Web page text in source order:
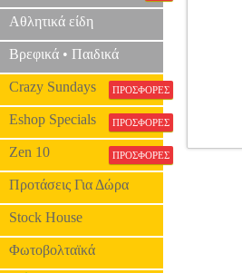
Αθλητικά είδη
Βρεφικά • Παιδικά
Crazy Sundays ΠΡΟΣΦΟΡΕΣ
Eshop Specials ΠΡΟΣΦΟΡΕΣ
Zen 10 ΠΡΟΣΦΟΡΕΣ
Προτάσεις Για Δώρα
Stock House
Φωτοβολταϊκά